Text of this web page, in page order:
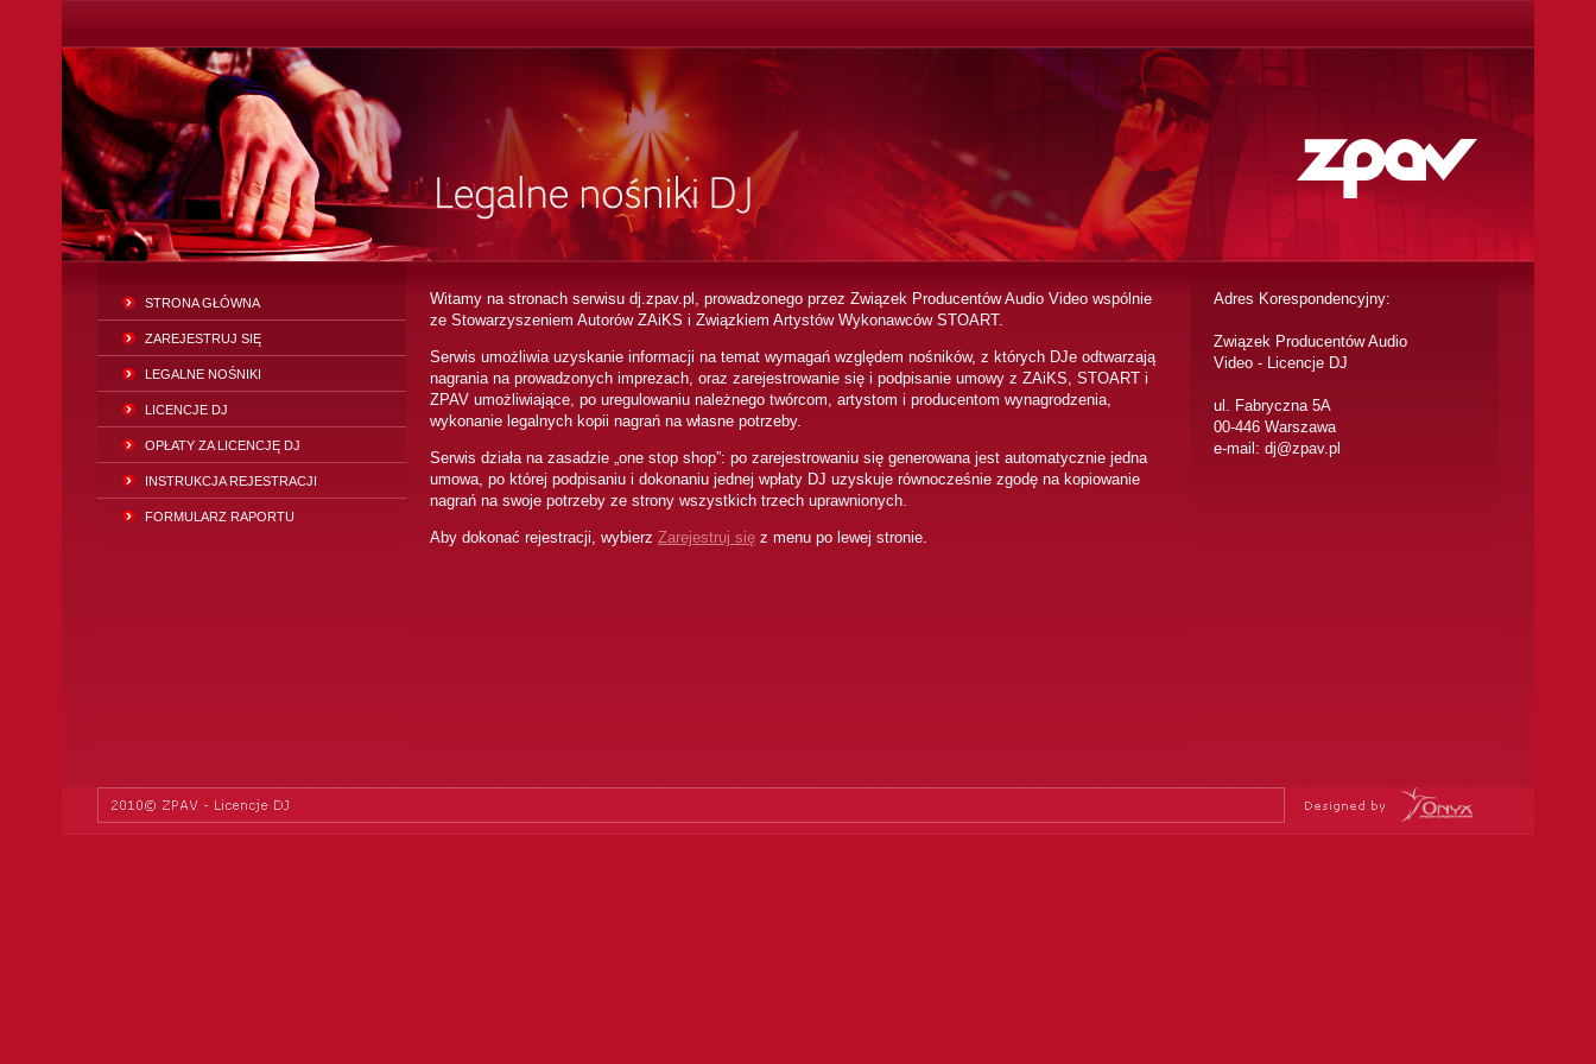
STRONA GŁÓWNA
ZAREJESTRUJ SIĘ
LEGALNE NOŚNIKI
LICENCJE DJ
OPŁATY ZA LICENCJĘ DJ
INSTRUKCJA REJESTRACJI
FORMULARZ RAPORTU
Witamy na stronach serwisu dj.zpav.pl, prowadzonego przez Związek Producentów Audio Video wspólnie
ze Stowarzyszeniem Autorów ZAiKS i Związkiem Artystów Wykonawców STOART.
Serwis umożliwia uzyskanie informacji na temat wymagań względem nośników, z których DJe odtwarzają
nagrania na prowadzonych imprezach, oraz zarejestrowanie się i podpisanie umowy z ZAiKS, STOART i
ZPAV umożliwiające, po uregulowaniu należnego twórcom, artystom i producentom wynagrodzenia,
wykonanie legalnych kopii nagrań na własne potrzeby.
Serwis działa na zasadzie „one stop shop”: po zarejestrowaniu się generowana jest automatycznie jedna
umowa, po której podpisaniu i dokonaniu jednej wpłaty DJ uzyskuje równocześnie zgodę na kopiowanie
nagrań na swoje potrzeby ze strony wszystkich trzech uprawnionych.
Aby dokonać rejestracji, wybierz Zarejestruj się z menu po lewej stronie.
Adres Korespondencyjny:
Związek Producentów Audio
Video - Licencje DJ
ul. Fabryczna 5A
00-446 Warszawa
e-mail: dj@zpav.pl